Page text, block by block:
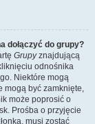
dołączyć do grupy?
Grupyznajdującą
odnośnika
Niektóre mogą
mogą być zamknięte,
może poprosić o
Prośba o przyjęcie
musi zostać